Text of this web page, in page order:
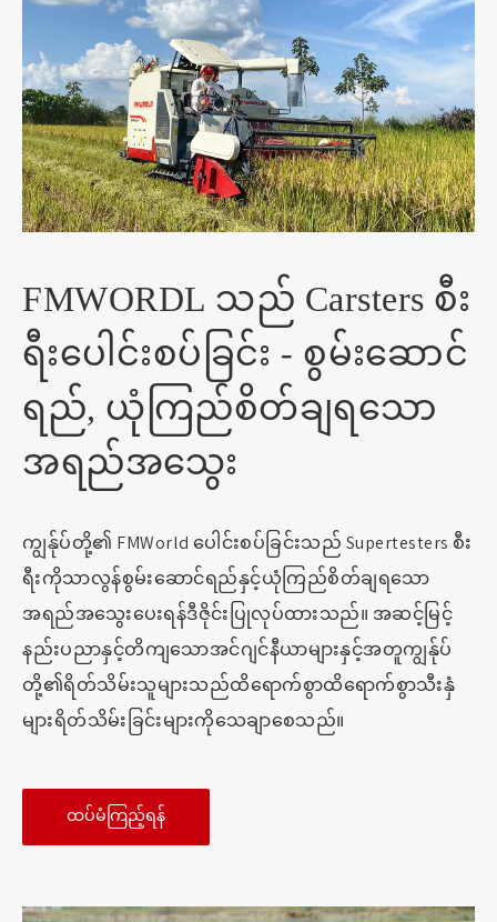
FMWORDL သည် Carsters စီး
ရီးပေါင်းစပ်ခြင်း - စွမ်းဆောင်
ရည်, ယုံကြည်စိတ်ချရသော
အရည်အသွေး
ကျွန်ုပ်တို့၏ FMWorld ပေါင်းစပ်ခြင်းသည် Supertesters စီး
ရီးကိုသာလွန်စွမ်းဆောင်ရည်နှင့်ယုံကြည်စိတ်ချရသော
အရည်အသွေးပေးရန်ဒီဇိုင်းပြုလုပ်ထားသည်။ အဆင့်မြင့်
နည်းပညာနှင့်တိကျသောအင်ဂျင်နီယာများနှင့်အတူကျွန်ုပ်
တို့၏ရိတ်သိမ်းသူများသည်ထိရောက်စွာထိရောက်စွာသီးနှံ
များရိတ်သိမ်းခြင်းများကိုသေချာစေသည်။
ထပ်မံကြည့်ရန်